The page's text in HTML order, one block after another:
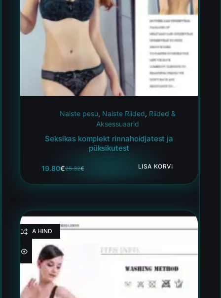
Naiste pesu, Naiste Riided, Riided &
Aksessuaarid
Seksikas komplekt rinnahoidjatest ja
püksikutest
25.32€
19.80€ LISA KORVI
HEA HIND